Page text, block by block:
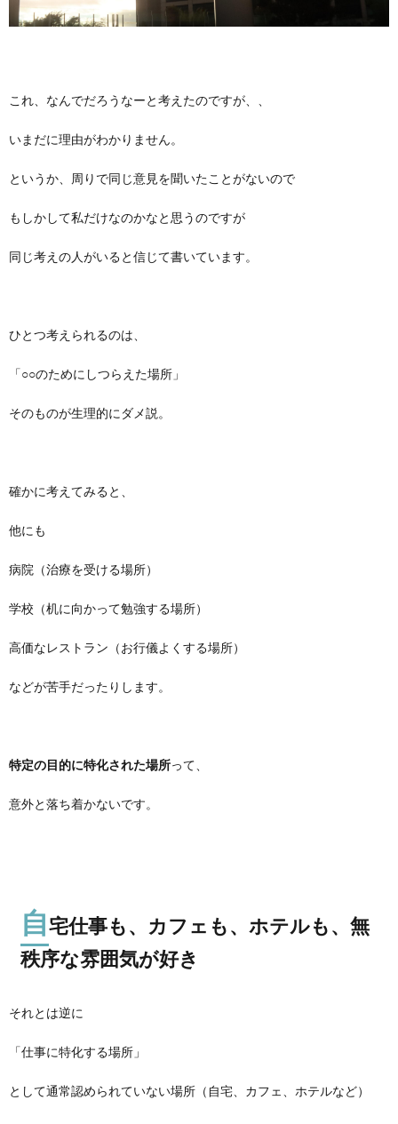
これ、なんでだろうなーと考えたのですが、、
いまだに理由がわかりません。
というか、周りで同じ意見を聞いたことがないので
もしかして私だけなのかなと思うのですが
同じ考えの人がいると信じて書いています。
ひとつ考えられるのは、
「○○のためにしつらえた場所」
そのものが生理的にダメ説。
確かに考えてみると、
他にも
病院（治療を受ける場所）
学校（机に向かって勉強する場所）
高価なレストラン（お行儀よくする場所）
などが苦手だったりします。
特定の目的に特化された場所って、
意外と落ち着かないです。
自宅仕事も、カフェも、ホテルも、無
秩序な雰囲気が好き
それとは逆に
「仕事に特化する場所」
として通常認められていない場所（自宅、カフェ、ホテルなど）